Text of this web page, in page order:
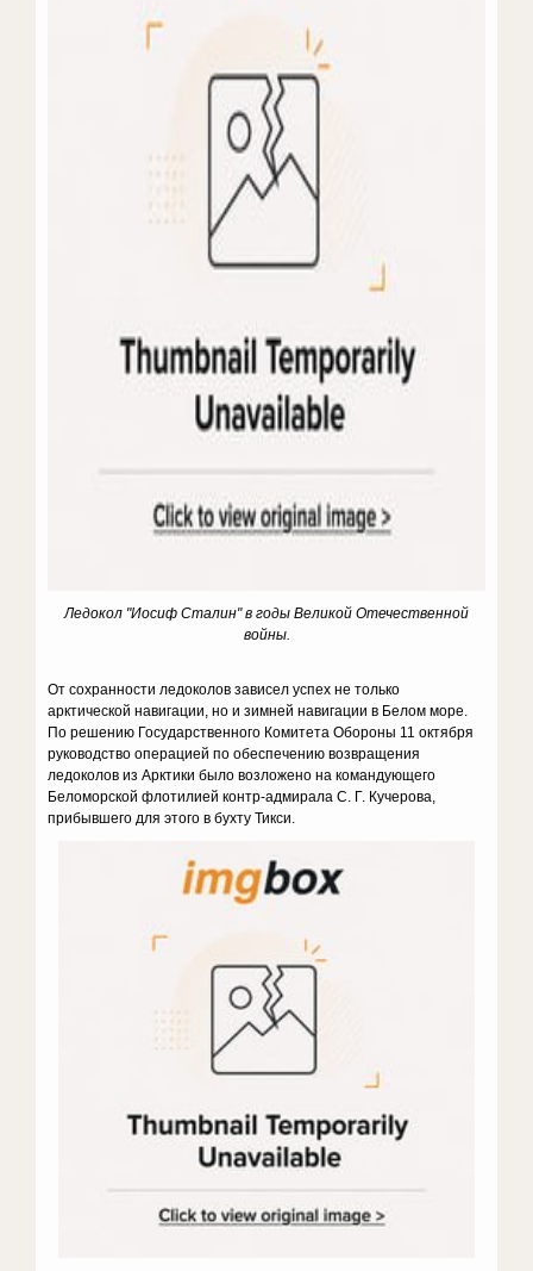
Ледокол "Иосиф Сталин" в годы Великой Отечественной
войны.
От сохранности ледоколов зависел успех не только
арктической навигации, но и зимней навигации в Белом море.
По решению Государственного Комитета Обороны 11 октября
руководство операцией по обеспечению возвращения
ледоколов из Арктики было возложено на командующего
Беломорской флотилией контр-адмирала С. Г. Кучерова,
прибывшего для этого в бухту Тикси.